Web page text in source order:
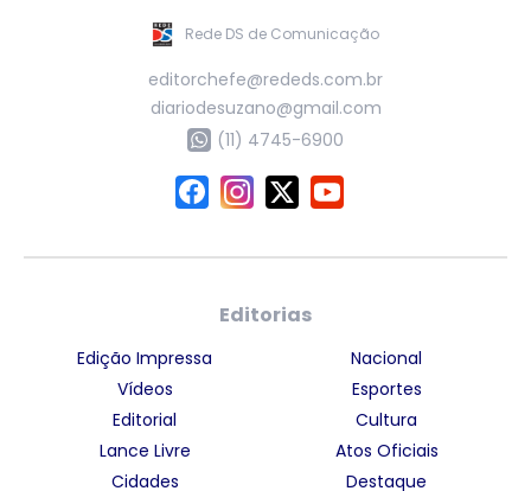
Rede DS de Comunicação
editorchefe@rededs.com.br
diariodesuzano@gmail.com
(11) 4745-6900
Editorias
Edição Impressa
Vídeos
Editorial
Lance Livre
Cidades
Nacional
Esportes
Cultura
Atos Oficiais
Destaque